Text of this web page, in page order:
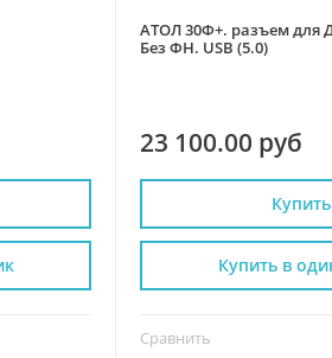
АТОЛ 30Ф+. разъем для
Без ФН. USB (5.0)
23 100.00 руб
Купить
Сравнить
Купить в